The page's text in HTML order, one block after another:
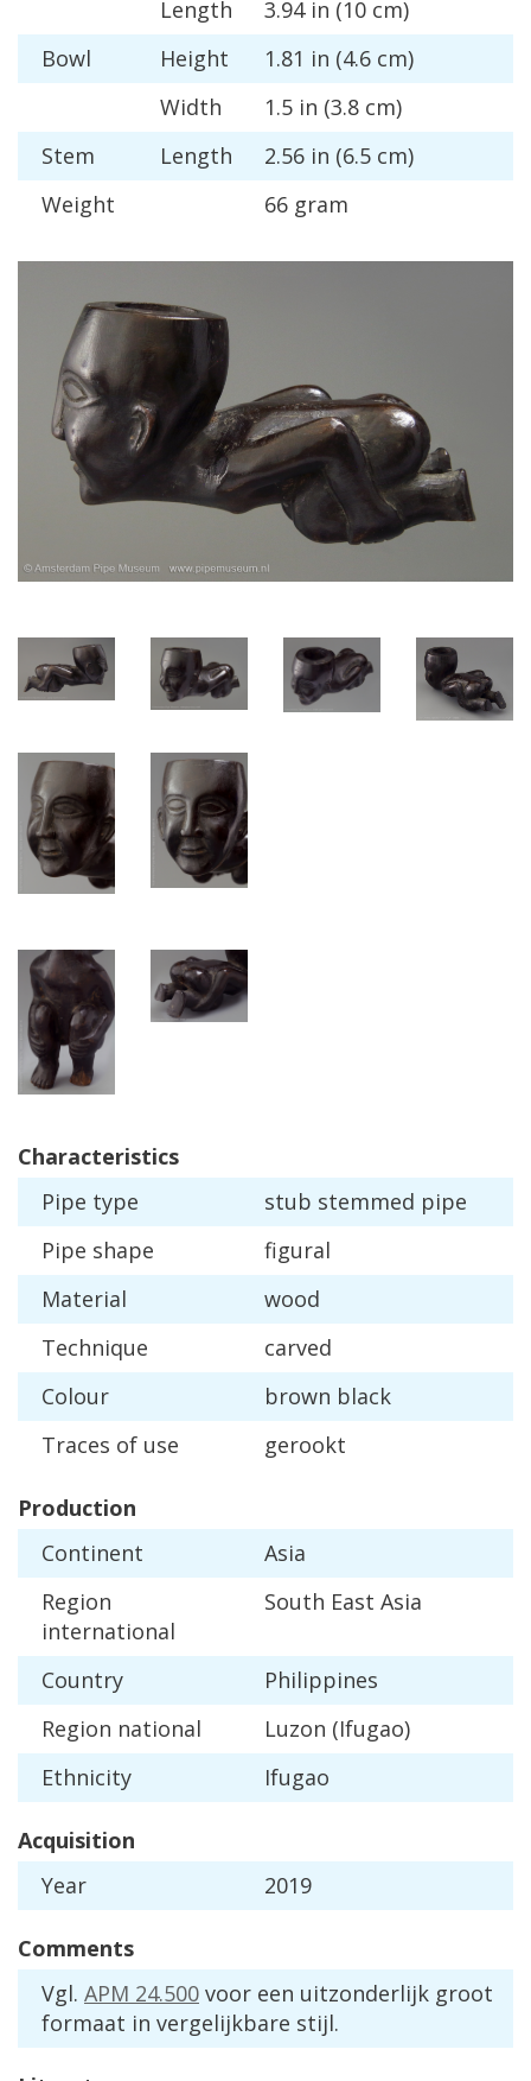
Length
3.94 in (10 cm)
Bowl
Height 1.81 in (4.6 cm)
Width
1.5 in (3.8 cm)
Stem
Length 2.56 in (6.5 cm)
Weight
66 gram
Characteristics
Pipe type stub stemmed pipe
Pipe shape
figural
Material
wood
Technique
carved
Colour
brown black
Traces of use gerookt
Production
Continent
Asia
Region
international
South East Asia
Country
Philippines
Region national Luzon (Ifugao)
Ethnicity
Ifugao
Acquisition
Year
2019
Comments
Vgl. APM 24.500 voor een uitzonderlijk groot
formaat in vergelijkbare stijl.